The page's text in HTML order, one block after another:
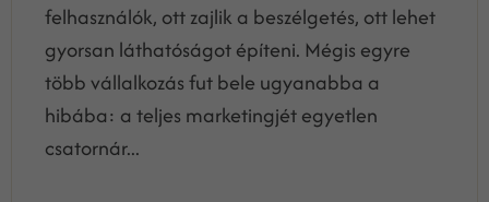
felhasználók, ott zajlik a beszélgetés, ott lehet
gyorsan láthatóságot építeni. Mégis egyre
több vállalkozás fut bele ugyanabba a
hibába: a teljes marketingjét egyetlen
csatornár...